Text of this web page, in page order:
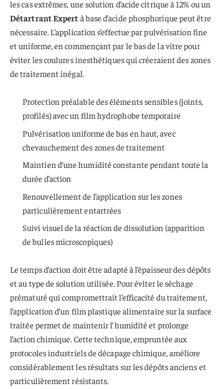
les cas extrêmes, une solution d’acide citrique à 12% ou un
Détartrant Expert à base d’acide phosphorique peut être
nécessaire. L’application s’effectue par pulvérisation fine
et uniforme, en commençant par le bas de la vitre pour
éviter les coulures inesthétiques qui créeraient des zones
de traitement inégal.
Protection préalable des éléments sensibles (joints,
profilés) avec un film hydrophobe temporaire
Pulvérisation uniforme de bas en haut, avec
chevauchement des zones de traitement
Maintien d’une humidité constante pendant toute la
durée d’action
Renouvellement de l’application sur les zones
particulièrement entartrées
Suivi visuel de la réaction de dissolution (apparition
de bulles microscopiques)
Le temps d’action doit être adapté à l’épaisseur des dépôts
et au type de solution utilisée. Pour éviter le séchage
prématuré qui compromettrait l’efficacité du traitement,
l’application d’un film plastique alimentaire sur la surface
traitée permet de maintenir l’humidité et prolonge
l’action chimique. Cette technique, empruntée aux
protocoles industriels de décapage chimique, améliore
considérablement les résultats sur les dépôts anciens et
particulièrement résistants.